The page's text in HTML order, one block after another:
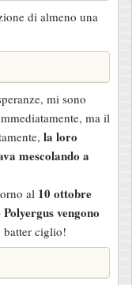
di almeno una
mi sono
ma il
la loro
mescolando a
al 10 ottobre
Polyergus vengono
batter ciglio!